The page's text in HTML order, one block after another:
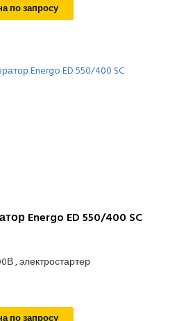
по запросу
Energo ED 550/400 SC
, электростартер